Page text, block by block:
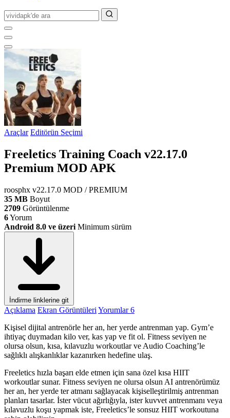
Search
for:
Araçlar Editörün Seçimi
Freeletics Training Coach v22.17.0
Premium MOD APK
roosphx v22.17.0 MOD / PREMIUM
35 MB Boyut
2709 Görüntülenme
6Yorum
Android 8.0 ve üzeri Minimum sürüm
İndirme linklerine git
Açıklama Ekran Görüntüleri Yorumlar6
Kişisel dijital antrenörle her an, her yerde antrenman yap. Gym’e
ihtiyaç duymadan kilo ver, kas yap ve fit ol. Fitness seviyen ne
olursa olsun, kısa, kılavuzlu workoutlar ve Audio Coaching’le
sağlıklı alışkanlıklar kazanırken hedefine ulaş.
Freeletics hızla başarı elde etmen için sana özel kısa HIIT
workoutlar sunar. Fitness seviyen ne olursa olsun AI antrenörümüz
her an, her yerde ter atmanı sağlayacak kişiselleştirilmiş antrenman
planları tasarlar. İster vücut ağırlığıyla, ister kuvvet antrenmanı veya
kılavuzlu koşu yapmak iste, Freeletics’le sonsuz HIIT workoutuna